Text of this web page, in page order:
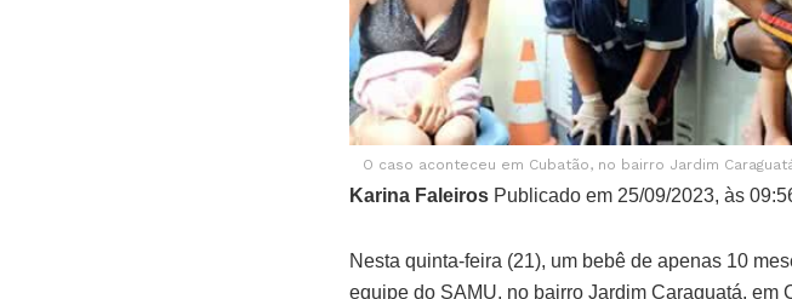
O caso aconteceu em Cubatão, no bairro Jardim
Karina Faleiros Publicado em 25/09/2023, às
Nesta quinta-feira (21), um bebê de apenas 10
equipe do SAMU, no bairro Jardim Caraguatá, em